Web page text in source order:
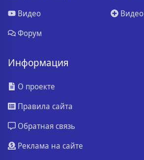
Видео
Форум
Видео
Информация
О проекте
Правила сайта
Обратная связь
Реклама на сайте